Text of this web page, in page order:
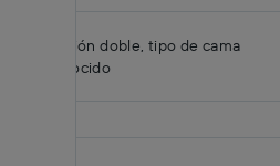
Habitación doble, tipo de cama
desconocido